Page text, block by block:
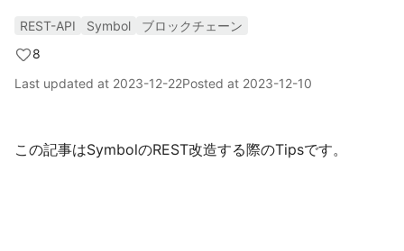
REST-API Symbol
ブロックチェーン
8
Last updated at 2023-12-22Posted at 2023-12-10
この記事はSymbolのREST改造する際のTipsです。